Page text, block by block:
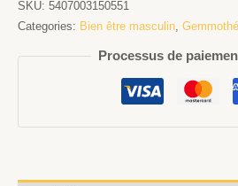
SKU: 5407003150551
Categories: Bien être masculin,
Processus de